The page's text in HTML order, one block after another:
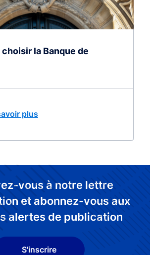
la Banque de
plus
vous à notre lettre
et abonnez-vous aux
alertes de publication
S'inscrire